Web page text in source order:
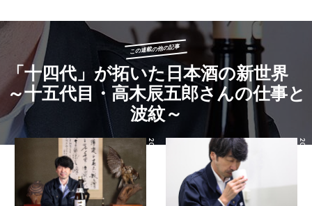
この連載の他の記事
「十四代」が拓いた日本酒の新世界
～十五代目・高木辰五郎さんの仕事と
波紋～
2026.06.05 2026.05.22